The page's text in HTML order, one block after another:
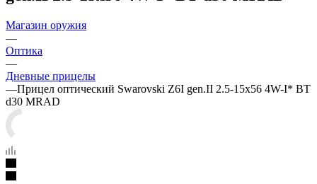
Магазин оружия
—
Оптика
—
Дневные прицелы
—Прицел оптический Swarovski Z6I gen.II 2.5-15x56 4W-I* BT
d30 MRAD